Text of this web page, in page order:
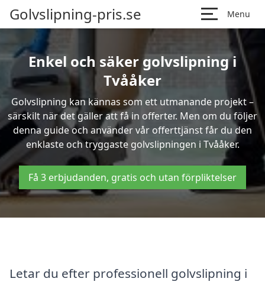
Golvslipning-pris.se Menu
Enkel och säker golvslipning i
Tvååker
Golvslipning kan kännas som ett utmanande projekt –
särskilt när det gäller att få in offerter. Men om du följer
denna guide och använder vår offerttjänst får du den
enklaste och tryggaste golvslipningen i Tvååker.
Få 3 erbjudanden, gratis och utan förpliktelser
Letar du efter professionell golvslipning i